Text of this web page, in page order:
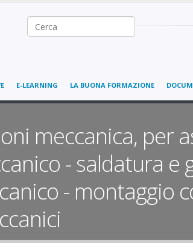
Ricerca nel sito
E-LEARNING LA BUONA FORMAZIONE
meccanica, per
- saldatura e
- montaggio